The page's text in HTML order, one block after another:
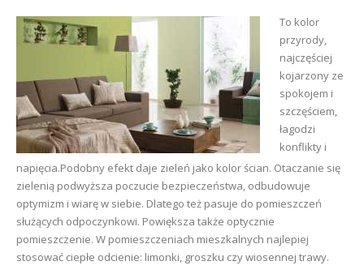
To kolor
przyrody,
najczęściej
kojarzony ze
spokojem i
szczęściem,
łagodzi
konflikty i
napięcia.Podobny efekt daje zieleń jako kolor ścian. Otaczanie się
zielenią podwyższa poczucie bezpieczeństwa, odbudowuje
optymizm i wiarę w siebie. Dlatego też pasuje do pomieszczeń
służących odpoczynkowi. Powiększa także optycznie
pomieszczenie. W pomieszczeniach mieszkalnych najlepiej
stosować ciepłe odcienie: limonki, groszku czy wiosennej trawy.